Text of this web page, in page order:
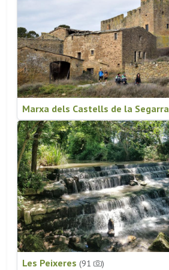
Marxa dels Castells de la Segarra
Les Peixeres (91 )